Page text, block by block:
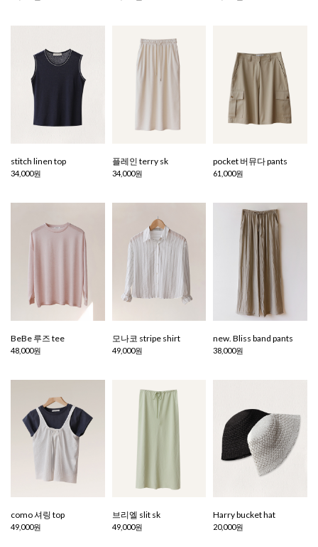
stitch linen top
34,000원
플레인 terry sk
34,000원
pocket 버뮤다 pants
61,000원
BeBe 루즈 tee
48,000원
모나코 stripe shirt
49,000원
new. Bliss band pants
38,000원
como 셔링 top
49,000원
브리엘 slit sk
49,000원
Harry bucket hat
20,000원